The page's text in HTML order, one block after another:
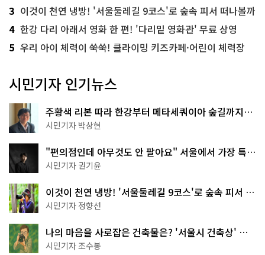
3 이것이 천연 냉방! '서울둘레길 9코스'로 숲속 피서 떠나볼까
4 한강 다리 아래서 영화 한 편! '다리밑 영화관' 무료 상영
5 우리 아이 체력이 쑥쑥! 클라이밍 키즈카페·어린이 체력장
시민기자 인기뉴스
주황색 리본 따라 한강부터 메타세쿼이아 숲길까지…
서울둘레길 15코스
시민기자 박상현
"편의점인데 아무것도 안 팔아요" 서울에서 가장 특별
한 편의점의 정체
시민기자 권기윤
이것이 천연 냉방! '서울둘레길 9코스'로 숲속 피서 떠
나볼까
시민기자 정향선
나의 마음을 사로잡은 건축물은? '서울시 건축상' 수
상작 공개!
시민기자 조수봉